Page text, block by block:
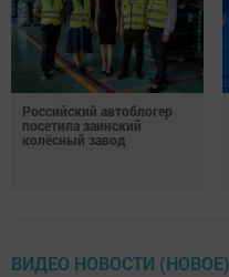
Российский автоблогер
посетила заинский
колёсный завод
ВИДЕО НОВОСТИ (НОВОЕ)